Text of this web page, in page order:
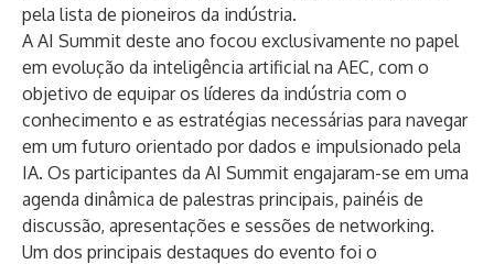
pela lista de pioneiros da indústria.
A AI Summit deste ano focou exclusivamente no papel
em evolução da inteligência artificial na AEC, com o
objetivo de equipar os líderes da indústria com o
conhecimento e as estratégias necessárias para navegar
em um futuro orientado por dados e impulsionado pela
IA. Os participantes da AI Summit engajaram-se em uma
agenda dinâmica de palestras principais, painéis de
discussão, apresentações e sessões de networking.
Um dos principais destaques do evento foi o